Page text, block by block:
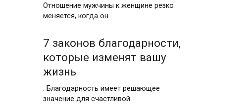
Отношение мужчины к женщине резко
меняется, когда он
7 законов благодарности,
которые изменят вашу
жизнь
. Благодарность имеет решающее
значение для счастливой